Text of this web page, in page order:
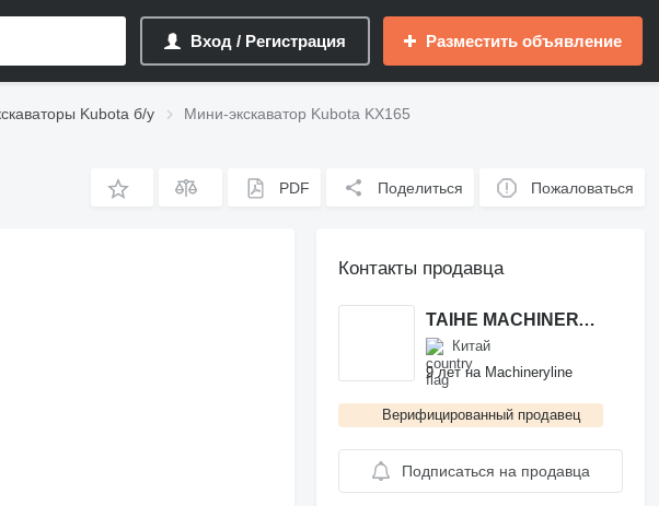
Вход / Регистрация Разместить объявление
Kubota б/у Мини-экскаватор Kubota KX165
PDF Поделиться Пожаловаться
Контакты продавца
TAIHE MACHINERY TRADE CO.,LIMITED
Китай
9 лет на Machineryline
Верифицированный продавец
Подписаться на продавца